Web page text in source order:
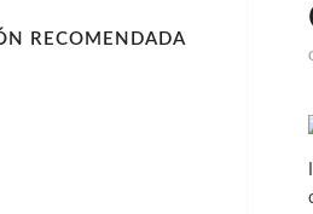
RECOMENDADA